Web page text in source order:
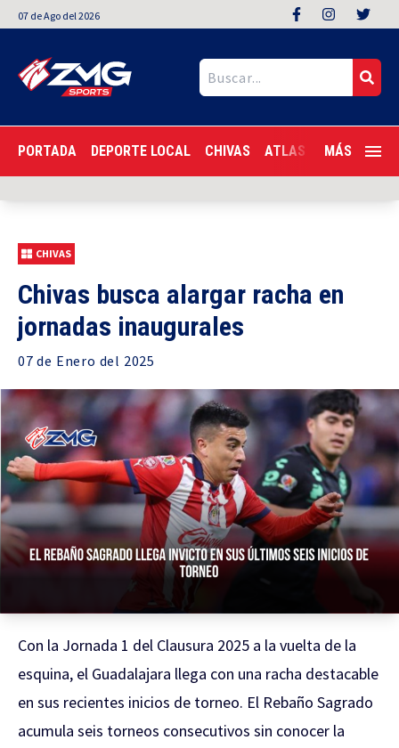
07 deAgo del 2026
PORTADA DEPORTE LOCAL CHIVAS ATLAS LIGA MX
MÁS
CHIVAS
Chivas busca alargar racha en
jornadas inaugurales
07 de Enero del 2025
Con la Jornada 1 del Clausura 2025 a la vuelta de la
esquina, el Guadalajara llega con una racha destacable
en sus recientes inicios de torneo. El Rebaño Sagrado
acumula seis torneos consecutivos sin conocer la